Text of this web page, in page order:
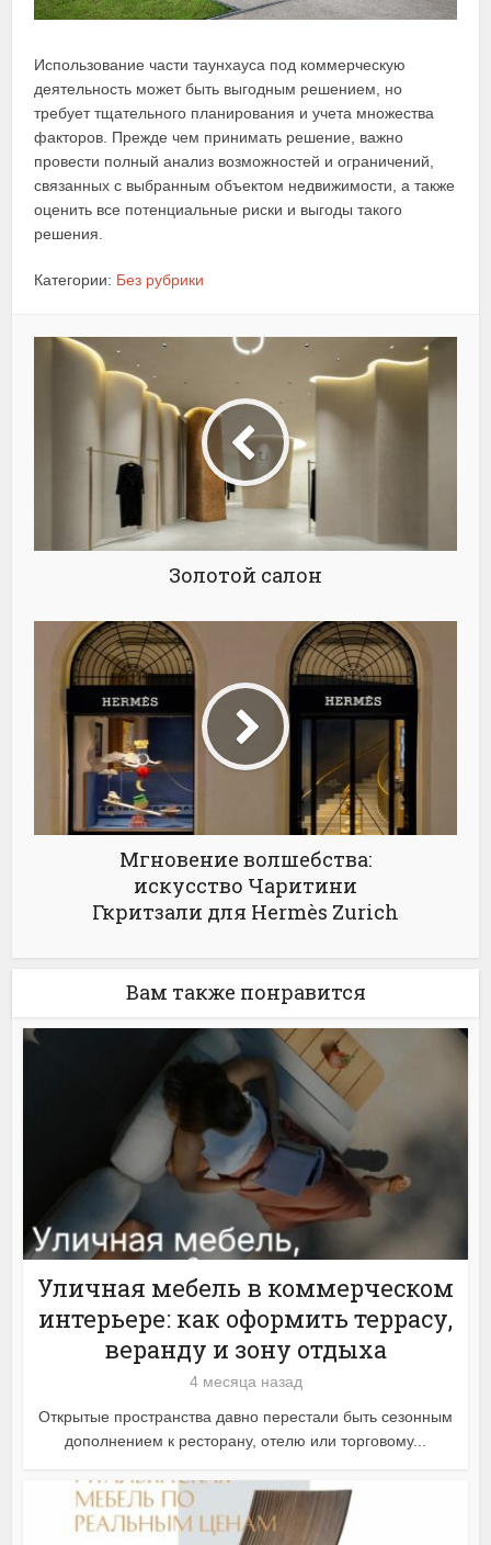
Использование части таунхауса под коммерческую
деятельность может быть выгодным решением, но
требует тщательного планирования и учета множества
факторов. Прежде чем принимать решение, важно
провести полный анализ возможностей и ограничений,
связанных с выбранным объектом недвижимости, а также
оценить все потенциальные риски и выгоды такого
решения.
Категории: Без рубрики
Золотой салон
Мгновение волшебства:
искусство Чаритини
Гкритзали для Hermès Zurich
Вам также понравится
Уличная мебель в коммерческом
интерьере: как оформить террасу,
веранду и зону отдыха
4 месяца назад
Открытые пространства давно перестали быть сезонным
дополнением к ресторану, отелю или торговому...